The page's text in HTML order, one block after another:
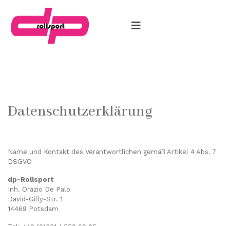
Datenschutzerklärung
Name und Kontakt des Verantwortlichen gemäß Artikel 4 Abs. 7
DSGVO
dp-Rollsport
Inh. Orazio De Palo
David-Gilly-Str. 1
14469 Potsdam